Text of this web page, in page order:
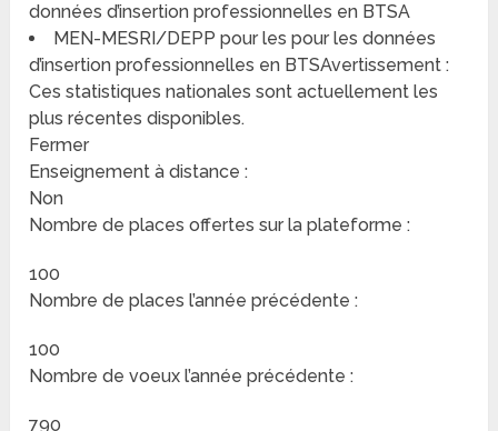
données d’insertion professionnelles en BTSA
MEN-MESRI/DEPP pour les pour les données
d’insertion professionnelles en BTSAvertissement :
Ces statistiques nationales sont actuellement les
plus récentes disponibles.
Fermer
Enseignement à distance :
Non
Nombre de places offertes sur la plateforme :
100
Nombre de places l’année précédente :
100
Nombre de voeux l’année précédente :
790